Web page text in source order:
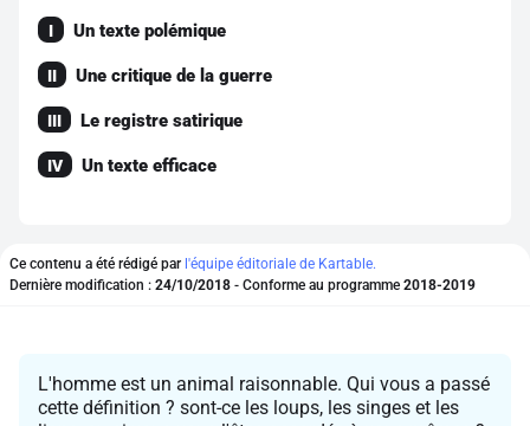
Se connecter
S'inscrire gratuitement
Pour profiter de 10 contenus offerts.
I Un texte polémique
II Une critique de la guerre
III Le registre satirique
IV Un texte efficace
Ce contenu a été rédigé par l'équipe éditoriale de Kartable.
Dernière modification : 24/10/2018 - Conforme au programme 2018-2019
L'homme est un animal raisonnable. Qui vous a passé
cette définition ? sont-ce les loups, les singes et les